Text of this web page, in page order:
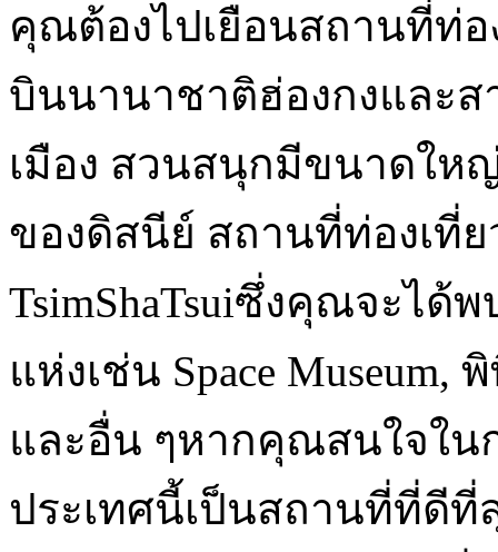
คุณต้องไปเยือนสถานที่ท่
บินนานาชาติฮ่องกงและ
เมือง สวนสนุกมีขนาดให
ของดิสนีย์ สถานที่ท่องเที่
TsimShaTsuiซึ่งคุณจะไ
แห่งเช่น Space
และอื่น ๆหากคุณสนใจใน
ประเทศนี้เป็นสถานที่ที่ดีที่